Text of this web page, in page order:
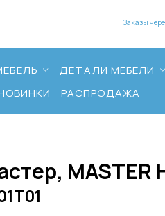
Заказы
ДЕТАЛИ МЕБЕЛИ
РАСПРОДАЖА
MASTER